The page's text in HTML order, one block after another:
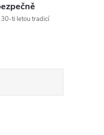
30-ti letou tradicí